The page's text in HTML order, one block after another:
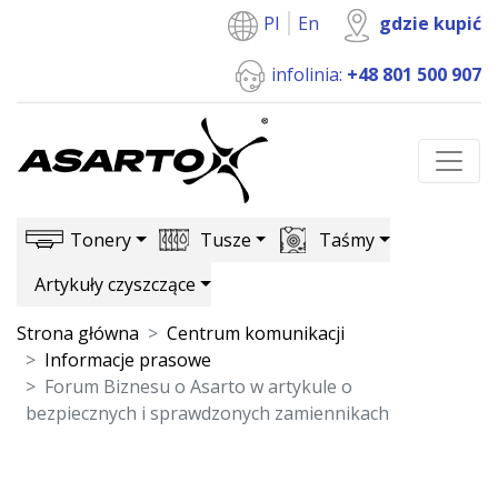
Pl En gdzie kupić
infolinia: +48 801 500 907
Tonery Tusze
Taśmy
Artykuły czyszczące
Strona główna
Centrum komunikacji
Informacje prasowe
Forum Biznesu o Asarto w artykule o
bezpiecznych i sprawdzonych zamiennikach